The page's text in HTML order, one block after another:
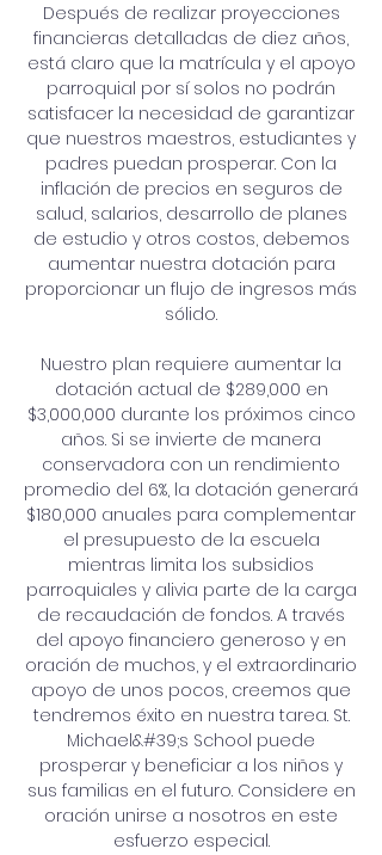
Después de realizar proyecciones
financieras detalladas de diez años,
está claro que la matrícula y el apoyo
parroquial por sí solos no podrán
satisfacer la necesidad de garantizar
que nuestros maestros, estudiantes y
padres puedan prosperar. Con la
inflación de precios en seguros de
salud, salarios, desarrollo de planes
de estudio y otros costos, debemos
aumentar nuestra dotación para
proporcionar un flujo de ingresos más
sólido.
Nuestro plan requiere aumentar la
dotación actual de $289,000 en
$3,000,000 durante los próximos cinco
años. Si se invierte de manera
conservadora con un rendimiento
promedio del 6%, la dotación generará
$180,000 anuales para complementar
el presupuesto de la escuela
mientras limita los subsidios
parroquiales y alivia parte de la carga
de recaudación de fondos. A través
del apoyo financiero generoso y en
oración de muchos, y el extraordinario
apoyo de unos pocos, creemos que
tendremos éxito en nuestra tarea. St.
Michael&#39;s School puede
prosperar y beneficiar a los niños y
sus familias en el futuro. Considere en
oración unirse a nosotros en este
esfuerzo especial.